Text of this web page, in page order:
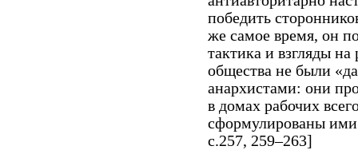
победить
же самое время, он
тактика и взгляды
общества не были
анархистами: они
в домах рабочих
сформулированы
с.257, 259–263]